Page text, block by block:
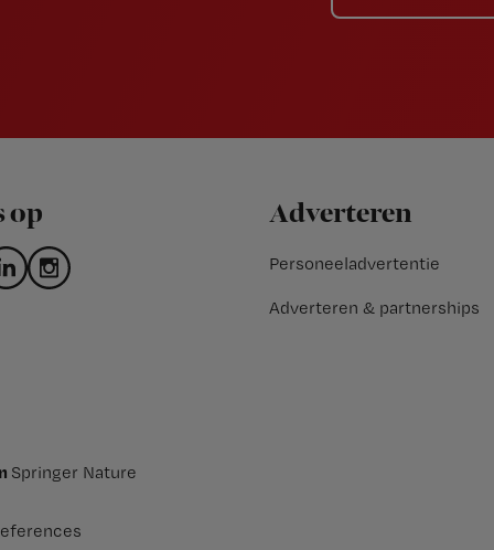
op Adverteren
Personeeladvertentie
Adverteren & partnerships
Springer Nature